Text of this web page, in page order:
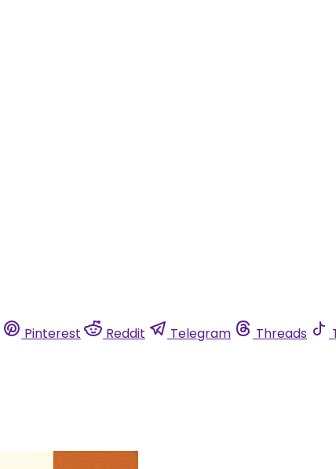
Pinterest Reddit Telegram Threads